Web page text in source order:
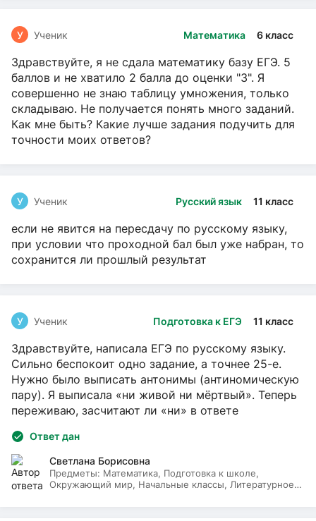
Математика 6 класс
У Ученик
Здравствуйте, я не сдала математику базу ЕГЭ. 5
баллов и не хватило 2 балла до оценки "3". Я
совершенно не знаю таблицу умножения, только
складываю. Не получается понять много заданий.
Как мне быть? Какие лучше задания подучить для
точности моих ответов?
Русский язык 11 класс
У Ученик
если не явится на пересдачу по русскому языку,
при условии что проходной бал был уже набран, то
сохранится ли прошлый результат
Подготовка к ЕГЭ 11 класс
У Ученик
Здравствуйте, написала ЕГЭ по русскому языку.
Сильно беспокоит одно задание, а точнее 25-е.
Нужно было выписать антонимы (антиномическую
пару). Я выписала «ни живой ни мёртвый». Теперь
переживаю, засчитают ли «ни» в ответе
Ответ дан
Светлана Борисовна
Предметы: Математика, Подготовка к школе,
Окружающий мир, Начальные классы, Литературное